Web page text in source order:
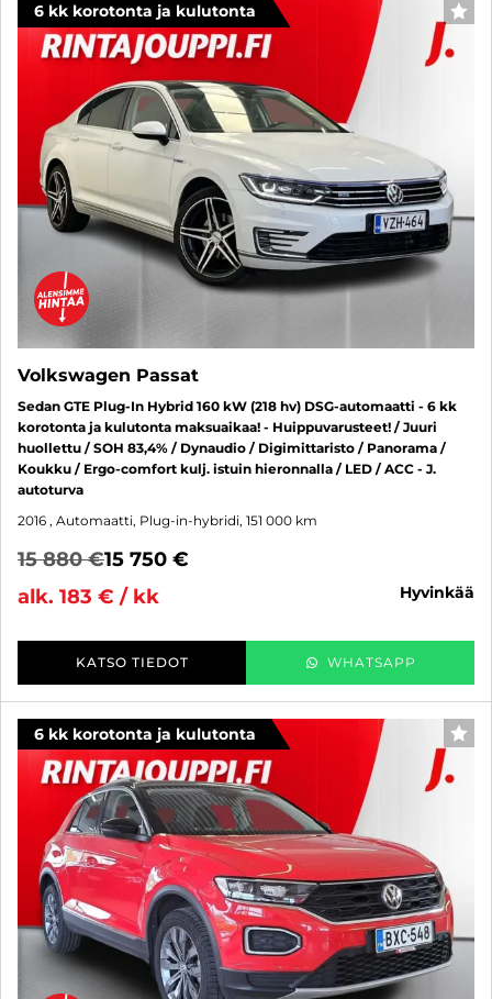
6 kk korotonta ja kulutonta
Volkswagen Passat
Sedan GTE Plug-In Hybrid 160 kW (218 hv) DSG-automaatti - 6 kk
korotonta ja kulutonta maksuaikaa! - Huippuvarusteet! / Juuri
huollettu / SOH 83,4% / Dynaudio / Digimittaristo / Panorama /
Koukku / Ergo-comfort kulj. istuin hieronnalla / LED / ACC - J.
autoturva
2016 , Automaatti, Plug-in-hybridi, 151 000 km
15 880 €15 750 €
alk. 183 € / kk
hyvinkää
KATSO TIEDOT WHATSAPP
6 kk korotonta ja kulutonta